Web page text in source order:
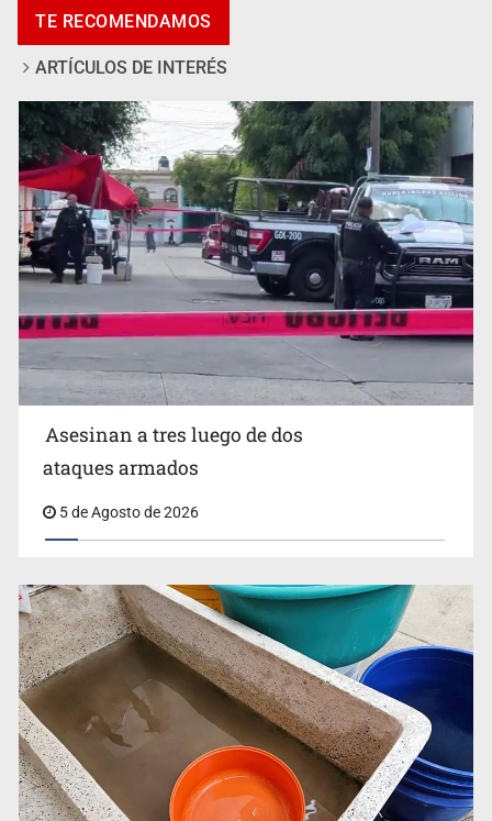
Mujer resulta lesionada tras ataque de pitbull en
Zapopan
Buscan reformar Ley de Salud en Jalisco para emitir
alertas sanitarias por mala calidad del agua
TE RECOMENDAMOS
ARTÍCULOS DE INTERÉS
Asesinan a tres luego de dos
ataques armados
5 de Agosto de 2026